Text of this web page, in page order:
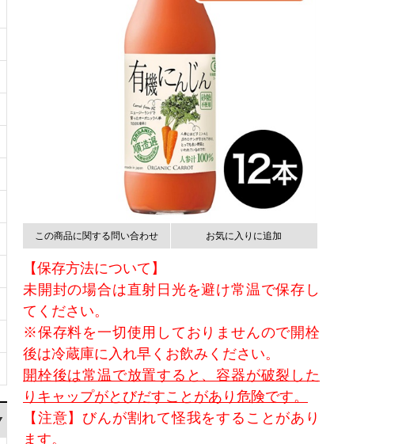
この商品に関する問い合わせ お気に入りに追加
【保存方法について】
未開封の場合は直射日光を避け常温で保存し
てください。
※保存料を一切使用しておりませんので開栓
後は冷蔵庫に入れ早くお飲みください。
開栓後は常温で放置すると、容器が破裂した
りキャップがとびだすことがあり危険です。
【注意】びんが割れて怪我をすることがあり
ます。